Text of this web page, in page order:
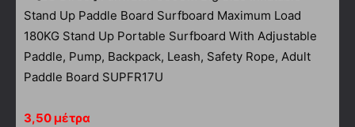
3,50 μέτρα